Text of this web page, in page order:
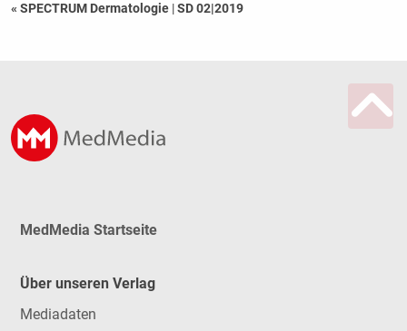
« SPECTRUM Dermatologie |SD 02|2019
MedMedia Startseite
Über unseren Verlag
Mediadaten